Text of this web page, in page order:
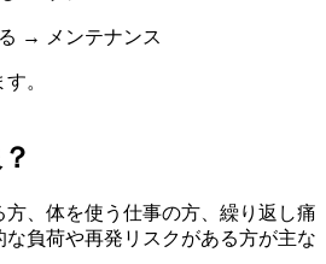
→ メンテナンス
。
方、体を使う仕事の方、繰り返し痛
負荷や再発リスクがある方が主な